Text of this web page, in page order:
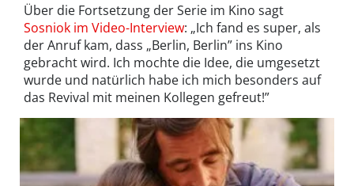
Über die Fortsetzung der Serie im Kino sagt
Sosniok im Video-Interview: „Ich fand es super, als
der Anruf kam, dass „Berlin, Berlin” ins Kino
gebracht wird. Ich mochte die Idee, die umgesetzt
wurde und natürlich habe ich mich besonders auf
das Revival mit meinen Kollegen gefreut!”